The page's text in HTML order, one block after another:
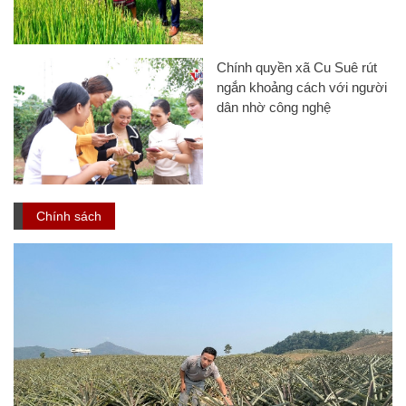
Chính quyền xã Cu Suê rút
ngắn khoảng cách với người
dân nhờ công nghệ
Chính sách